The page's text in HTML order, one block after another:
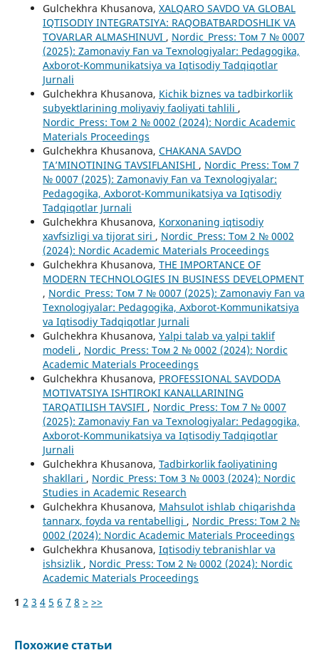
Gulchekhra Khusanova, XALQARO SAVDO VA GLOBAL
IQTISODIY INTEGRATSIYA: RAQOBATBARDOSHLIK VA
TOVARLAR ALMASHINUVI , Nordic_Press: Том 7 № 0007
(2025): Zamonaviy Fan va Texnologiyalar: Pedagogika,
Axborot-Kommunikatsiya va Iqtisodiy Tadqiqotlar
Jurnali
Gulchekhra Khusanova, Kichik biznes va tadbirkorlik
subyektlarining moliyaviy faoliyati tahlili ,
Nordic_Press: Том 2 № 0002 (2024): Nordic Academic
Materials Proceedings
Gulchekhra Khusanova, CHAKANA SAVDO
TA’MINOTINING TAVSIFLANISHI , Nordic_Press: Том 7
№ 0007 (2025): Zamonaviy Fan va Texnologiyalar:
Pedagogika, Axborot-Kommunikatsiya va Iqtisodiy
Tadqiqotlar Jurnali
Gulchekhra Khusanova, Korxonaning iqtisodiy
xavfsizligi va tijorat siri , Nordic_Press: Том 2 № 0002
(2024): Nordic Academic Materials Proceedings
Gulchekhra Khusanova, THE IMPORTANCE OF
MODERN TECHNOLOGIES IN BUSINESS DEVELOPMENT
, Nordic_Press: Том 7 № 0007 (2025): Zamonaviy Fan va
Texnologiyalar: Pedagogika, Axborot-Kommunikatsiya
va Iqtisodiy Tadqiqotlar Jurnali
Gulchekhra Khusanova, Yalpi talab va yalpi taklif
modeli , Nordic_Press: Том 2 № 0002 (2024): Nordic
Academic Materials Proceedings
Gulchekhra Khusanova, PROFESSIONAL SAVDODA
MOTIVATSIYA ISHTIROKI KANALLARINING
TARQATILISH TAVSIFI , Nordic_Press: Том 7 № 0007
(2025): Zamonaviy Fan va Texnologiyalar: Pedagogika,
Axborot-Kommunikatsiya va Iqtisodiy Tadqiqotlar
Jurnali
Gulchekhra Khusanova, Tadbirkorlik faoliyatining
shakllari , Nordic_Press: Том 3 № 0003 (2024): Nordic
Studies in Academic Research
Gulchekhra Khusanova, Mahsulot ishlab chiqarishda
tannarx, foyda va rentabelligi , Nordic_Press: Том 2 №
0002 (2024): Nordic Academic Materials Proceedings
Gulchekhra Khusanova, Iqtisodiy tebranishlar va
ishsizlik , Nordic_Press: Том 2 № 0002 (2024): Nordic
Academic Materials Proceedings
1 2 3 4 5 6 7 8 > >>
Похожие статьи